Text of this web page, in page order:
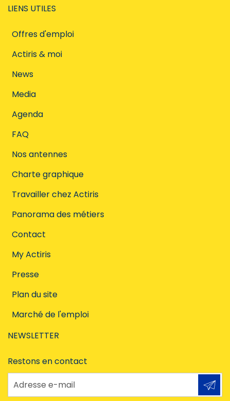
LIENS UTILES
Offres d'emploi
Actiris & moi
News
Media
Agenda
FAQ
Nos antennes
Charte graphique
Travailler chez Actiris
Panorama des métiers
Contact
My Actiris
Presse
Plan du site
Marché de l'emploi
NEWSLETTER
Restons en contact
Adresse e-mail